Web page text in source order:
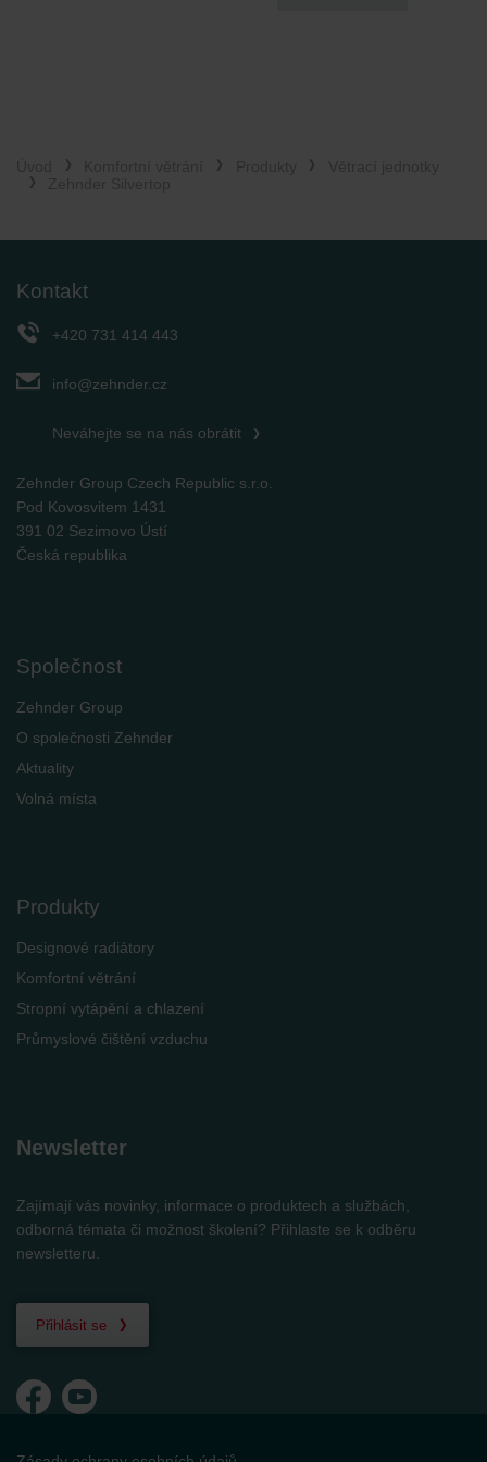
danych Zehnder
Zehnder Group UK Limited: Privacy Policy
Kontakt
+420 731 414 443
info@zehnder.cz
Neváhejte se na nás obrátit
Zehnder Group Czech Republic s.r.o.
Pod Kovosvitem 1431
391 02 Sezimovo Ústí
Česká republika
Společnost
Zehnder Group
O společnosti Zehnder
Aktuality
Volná místa
Produkty
Designové radiátory
Komfortní větrání
Stropní vytápění a chlazení
Průmyslové čištění vzduchu
Newsletter
Zajímají vás novinky, informace o produktech a službách,
odborná témata či možnost školení? Přihlaste se k odběru
newsletteru.
Přihlásit se